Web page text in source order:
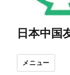
日本中国
メニュー